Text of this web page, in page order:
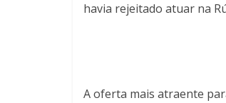
havia rejeitado atuar na
A oferta mais atraente